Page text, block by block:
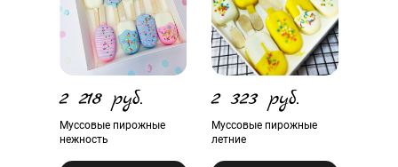
2 218 руб.
Муссовые пирожные
нежность
2 323 руб.
Муссовые пирожные
летние